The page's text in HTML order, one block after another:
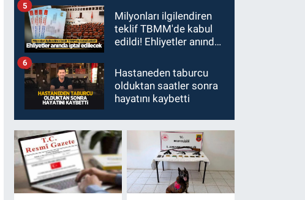
Milyonları ilgilendiren
teklif TBMM'de kabul
edildi! Ehliyetler anında
5
Hastaneden taburcu
olduktan saatler sonra
hayatını kaybetti
6